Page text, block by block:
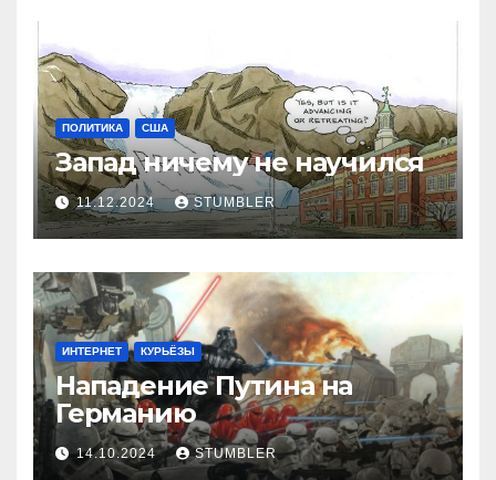
ПОЛИТИКА США
Запад ничему не научился
11.12.2024 STUMBLER
ИНТЕРНЕТ КУРЬЁЗЫ
Нападение Путина на
Германию
14.10.2024 STUMBLER